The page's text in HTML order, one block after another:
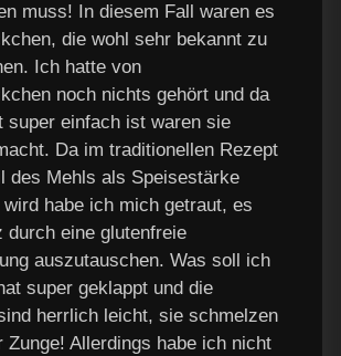
muss! In diesem Fall waren es
die wohl sehr bekannt zu
Ich hatte von
noch nichts gehört und da
super einfach ist waren sie
Da im traditionellen Rezept
des Mehls als Speisestärke
wird habe ich mich getraut, es
durch eine glutenfreie
auszutauschen. Was soll ich
super geklappt und die
herrlich leicht, sie schmelzen
Zunge! Allerdings habe ich nicht